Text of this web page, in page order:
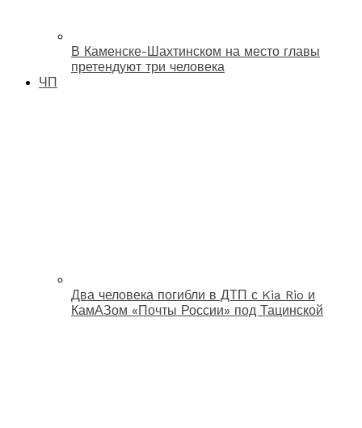
В Каменске-Шахтинском на место главы
претендуют три человека
ЧП
Два человека погибли в ДТП с Kia Rio и
КамАЗом «Почты России» под Тацинской